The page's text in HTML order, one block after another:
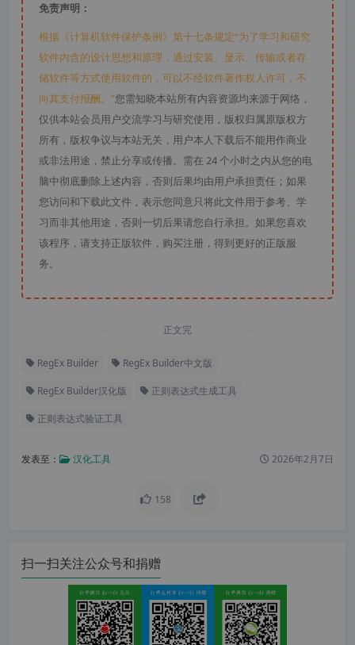
免责声明：
根据《计算机软件保护条例》第十七条规定“为了学习和研究
软件内含的设计思想和原理，通过安装、显示、传输或者存
储软件等方式使用软件的，可以不经软件著作权人许可，不
向其支付报酬。”您需知晓本站所有内容资源均来源于网络，
仅供本站会员用户交流学习与研究使用，版权归属原版权方
所有，版权争议与本站无关，用户本人下载后不能用作商业
或非法用途，禁止分享或传播。需在 24 个小时之内从您的电
脑中彻底删除上述内容，否则后果均由用户承担责任；如果
您访问和下载此文件，表示您同意只将此文件用于参考、学
习而非其他用途，否则一切后果请您自行承担。如果您喜欢
该程序，请支持正版软件，购买注册，得到更好的正版服
务。
正文完
RegEx Builder RegEx Builder中文版
RegEx Builder汉化版 正则表达式生成工具
正则表达式验证工具
发表至： 汉化工具 2026年2月7日
158
扫一扫关注公众号和捐赠